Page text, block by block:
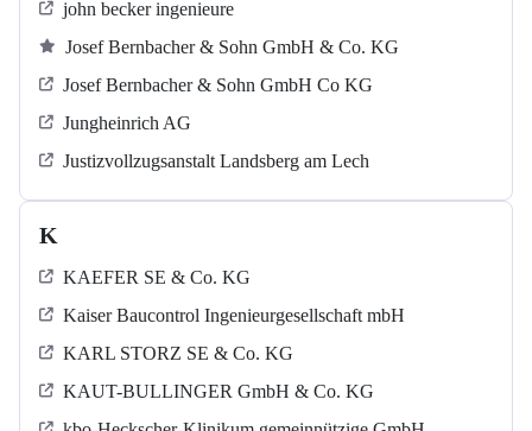
john becker ingenieure
Josef Bernbacher & Sohn GmbH & Co. KG
Josef Bernbacher & Sohn GmbH Co KG
Jungheinrich AG
Justizvollzugsanstalt Landsberg am Lech
K
KAEFER SE & Co. KG
Kaiser Baucontrol Ingenieurgesellschaft mbH
KARL STORZ SE & Co. KG
KAUT-BULLINGER GmbH & Co. KG